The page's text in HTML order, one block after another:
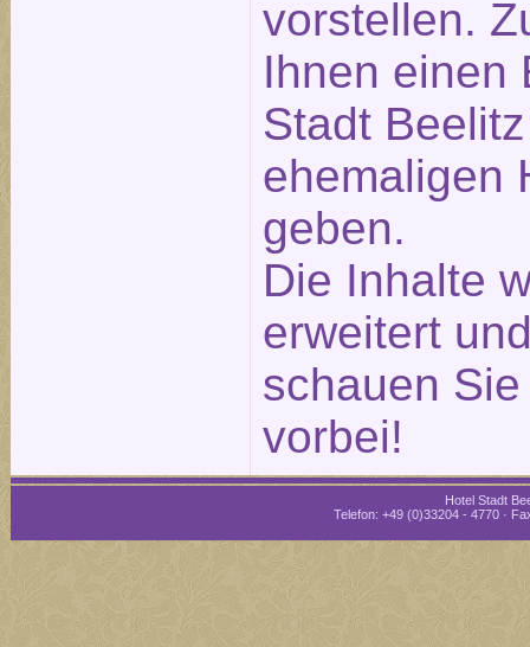
vorstellen.
Ihnen einen
Stadt
ehemaligen
geben.
Die Inhalte
erweitert
schauen
vorbei!
Hotel Stadt
Telefon: +49 (0)33204 - 4770 ·